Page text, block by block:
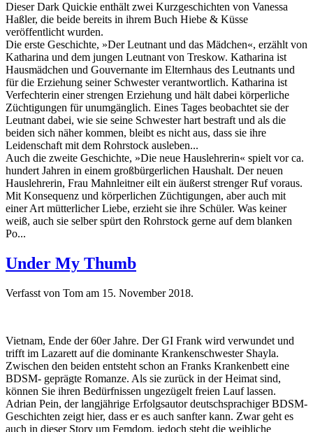
Dieser Dark Quickie enthält zwei Kurzgeschichten von Vanessa
Haßler, die beide bereits in ihrem Buch Hiebe & Küsse
veröffentlicht wurden.
Die erste Geschichte, »Der Leutnant und das Mädchen«, erzählt von
Katharina und dem jungen Leutnant von Treskow. Katharina ist
Hausmädchen und Gouvernante im Elternhaus des Leutnants und
für die Erziehung seiner Schwester verantwortlich. Katharina ist
Verfechterin einer strengen Erziehung und hält dabei körperliche
Züchtigungen für unumgänglich. Eines Tages beobachtet sie der
Leutnant dabei, wie sie seine Schwester hart bestraft und als die
beiden sich näher kommen, bleibt es nicht aus, dass sie ihre
Leidenschaft mit dem Rohrstock ausleben...
Auch die zweite Geschichte, »Die neue Hauslehrerin« spielt vor ca.
hundert Jahren in einem großbürgerlichen Haushalt. Der neuen
Hauslehrerin, Frau Mahnleitner eilt ein äußerst strenger Ruf voraus.
Mit Konsequenz und körperlichen Züchtigungen, aber auch mit
einer Art mütterlicher Liebe, erzieht sie ihre Schüler. Was keiner
weiß, auch sie selber spürt den Rohrstock gerne auf dem blanken
Po...
Under My Thumb
Verfasst von Tom am 15. November 2018.
Vietnam, Ende der 60er Jahre. Der GI Frank wird verwundet und
trifft im Lazarett auf die dominante Krankenschwester Shayla.
Zwischen den beiden entsteht schon an Franks Krankenbett eine
BDSM- geprägte Romanze. Als sie zurück in der Heimat sind,
können Sie ihren Bedürfnissen ungezügelt freien Lauf lassen.
Adrian Pein, der langjährige Erfolgsautor deutschsprachiger BDSM-
Geschichten zeigt hier, dass er es auch sanfter kann. Zwar geht es
auch in dieser Story um Femdom, jedoch steht die weibliche